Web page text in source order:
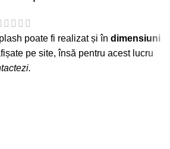
poate fi realizat și în dimensiuni
pe site, însă pentru acest lucru
.